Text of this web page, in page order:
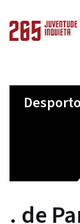
Desporto
. de